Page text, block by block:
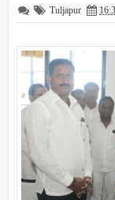
Tuljapur